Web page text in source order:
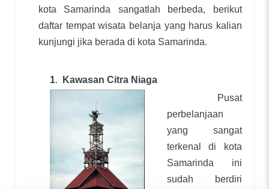
kota Samarinda sangatlah berbeda, berikut
daftar tempat wisata belanja yang harus kalian
kunjungi jika berada di kota Samarinda.
1.
Kawasan Citra Niaga
Pusat
perbelanjaan
yang sangat
terkenal di kota
Samarinda ini
sudah berdiri